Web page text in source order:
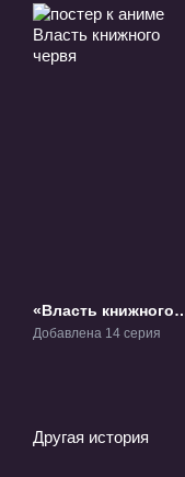
«Власть книжного
червя» ТВ-1
Добавлена 14 серия
Другая история